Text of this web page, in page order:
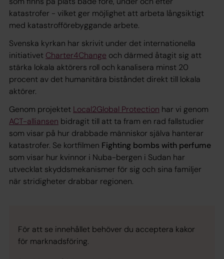
katastrofer - vilket ger möjlighet att arbeta långsiktigt
med katastrofförebyggande arbete.
Svenska kyrkan har skrivit under det internationella
initiativet Charter4Change och därmed åtagit sig att
stärka lokala aktörers roll och kanalisera minst 20
procent av det humanitära biståndet direkt till lokala
aktörer.
Genom projektet Local2Global Protection har vi genom
ACT-alliansen bidragit till att ta fram en rad fallstudier
som visar på hur drabbade människor själva hanterar
katastrofer. Se kortfilmen Fighting bombs with perfume
som visar hur kvinnor i Nuba-bergen i Sudan har
utvecklat skyddsmekanismer för sig och sina familjer
när stridigheter drabbar regionen.
För att se innehållet behöver du acceptera kakor
för marknadsföring.